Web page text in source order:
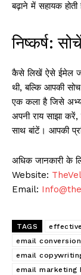
बढ़ाने में सहायक होती
निष्कर्ष:
कैसे लिखें ऐसे ईमेल जो
थी, बल्कि आपकी
एक कला है जिसे
अपनी राय साझा
साथ बांटें। आपकी
अधिक जानकारी के
Website:
Email:
TAGS
email
email
email marketing